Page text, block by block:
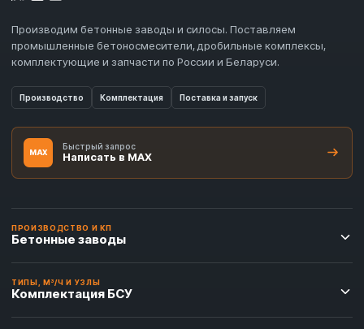
Производим бетонные заводы и силосы. Поставляем
промышленные бетоносмесители, дробильные комплексы,
комплектующие и запчасти по России и Беларуси.
Производство Комплектация Поставка и запуск
MAX
Быстрый запрос
Написать в MAX
ПРОИЗВОДСТВО И КП
Бетонные заводы
ТИПЫ, М³/Ч И УЗЛЫ
Комплектация БСУ